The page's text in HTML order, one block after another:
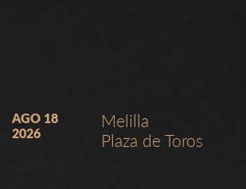
AGO 18
2026
Melilla
Plaza de Toros